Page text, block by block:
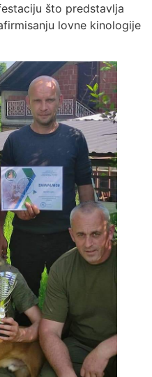
što predstavlja
lovne kinologije